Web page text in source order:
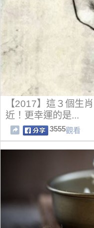
【2017】這３個生
近！更幸運的是...
3555觀看